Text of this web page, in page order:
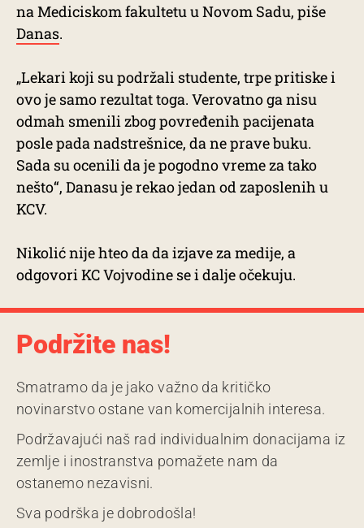
na Mediciskom fakultetu u Novom Sadu, piše
Danas.
„Lekari koji su podržali studente, trpe pritiske i
ovo je samo rezultat toga. Verovatno ga nisu
odmah smenili zbog povređenih pacijenata
posle pada nadstrešnice, da ne prave buku.
Sada su ocenili da je pogodno vreme za tako
nešto“, Danasu je rekao jedan od zaposlenih u
KCV.
Nikolić nije hteo da da izjave za medije, a
odgovori KC Vojvodine se i dalje očekuju.
Podržite nas!
Smatramo da je jako važno da kritičko
novinarstvo ostane van komercijalnih interesa.
Podržavajući naš rad individualnim donacijama iz
zemlje i inostranstva pomažete nam da
ostanemo nezavisni.
Sva podrška je dobrodošla!